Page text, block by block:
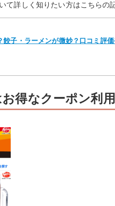
て詳しく知りたい方はこちらの
餃子・ラーメンが微妙？口コミ評
得なクーポン利